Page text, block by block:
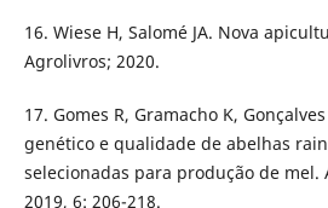
16. Wiese H, Salomé JA. Nova
Agrolivros; 2020.
17. Gomes R, Gramacho K,
genético e qualidade de abelhas
selecionadas para produção de mel.
2019, 6: 206-218.